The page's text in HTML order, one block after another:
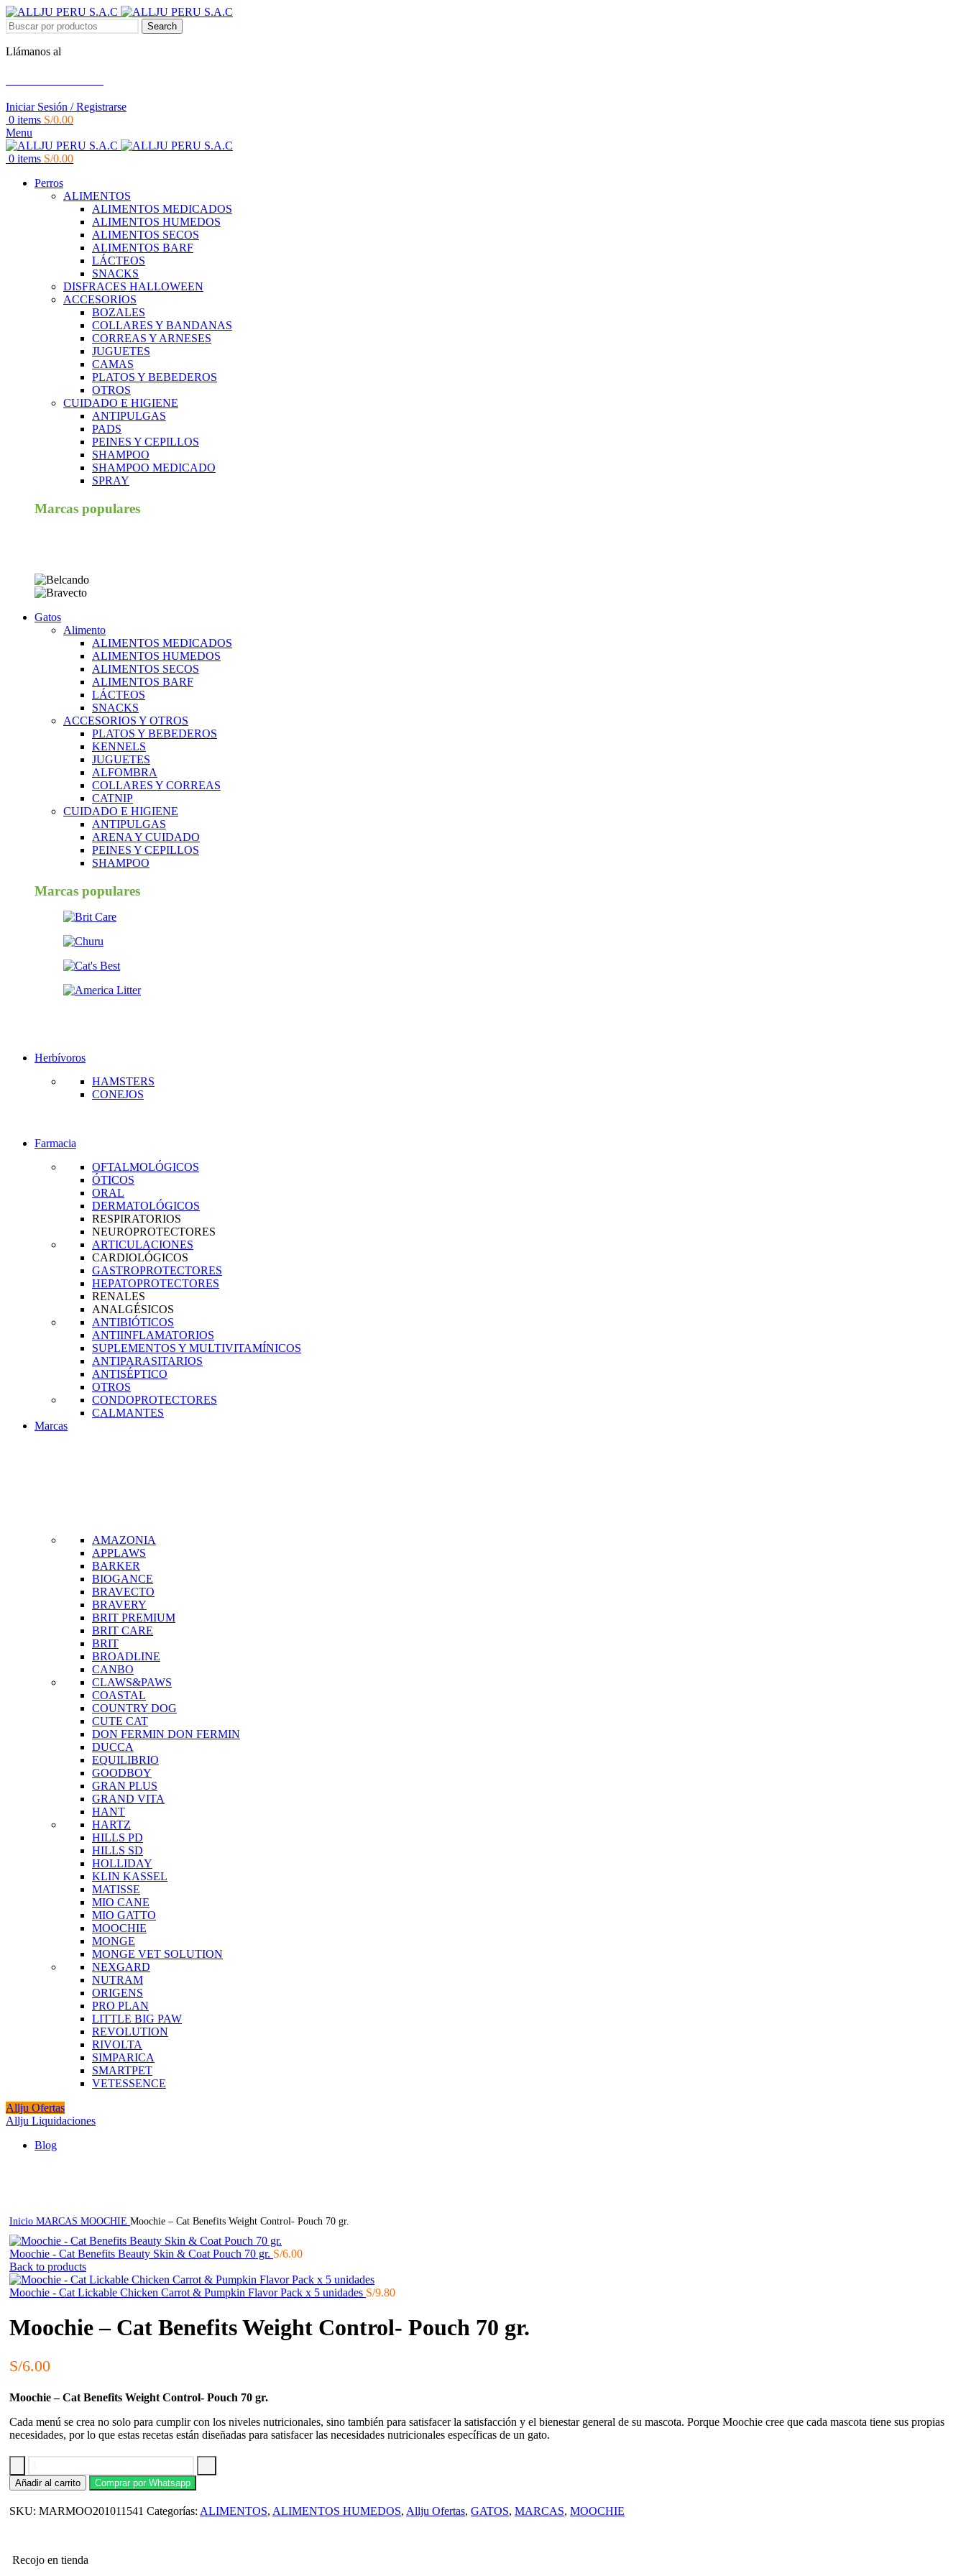
Search
Llámanos al
Iniciar Sesión / Registrarse
0 items S/0.00
Menu
0 items S/0.00
Perros
ALIMENTOS
ALIMENTOS MEDICADOS
ALIMENTOS HUMEDOS
ALIMENTOS SECOS
ALIMENTOS BARF
LÁCTEOS
SNACKS
DISFRACES HALLOWEEN
ACCESORIOS
BOZALES
COLLARES Y BANDANAS
CORREAS Y ARNESES
JUGUETES
CAMAS
PLATOS Y BEBEDEROS
OTROS
CUIDADO E HIGIENE
ANTIPULGAS
PADS
PEINES Y CEPILLOS
SHAMPOO
SHAMPOO MEDICADO
SPRAY
Marcas populares
Gatos
Alimento
ALIMENTOS MEDICADOS
ALIMENTOS HUMEDOS
ALIMENTOS SECOS
ALIMENTOS BARF
LÁCTEOS
SNACKS
ACCESORIOS Y OTROS
PLATOS Y BEBEDEROS
KENNELS
JUGUETES
ALFOMBRA
COLLARES Y CORREAS
CATNIP
CUIDADO E HIGIENE
ANTIPULGAS
ARENA Y CUIDADO
PEINES Y CEPILLOS
SHAMPOO
Marcas populares
Herbívoros
HAMSTERS
CONEJOS
Farmacia
OFTALMOLÓGICOS
ÓTICOS
ORAL
DERMATOLÓGICOS
RESPIRATORIOS
NEUROPROTECTORES
ARTICULACIONES
CARDIOLÓGICOS
GASTROPROTECTORES
HEPATOPROTECTORES
RENALES
ANALGÉSICOS
ANTIBIÓTICOS
ANTIINFLAMATORIOS
SUPLEMENTOS Y MULTIVITAMÍNICOS
ANTIPARASITARIOS
ANTISÉPTICO
OTROS
CONDOPROTECTORES
CALMANTES
Marcas
AMAZONIA
APPLAWS
BARKER
BIOGANCE
BRAVECTO
BRAVERY
BRIT PREMIUM
BRIT CARE
BRIT
BROADLINE
CANBO
CLAWS&PAWS
COASTAL
COUNTRY DOG
CUTE CAT
DON FERMIN DON FERMIN
DUCCA
EQUILIBRIO
GOODBOY
GRAN PLUS
GRAND VITA
HANT
HARTZ
HILLS PD
HILLS SD
HOLLIDAY
KLIN KASSEL
MATISSE
MIO CANE
MIO GATTO
MOOCHIE
MONGE
MONGE VET SOLUTION
NEXGARD
NUTRAM
ORIGENS
PRO PLAN
LITTLE BIG PAW
REVOLUTION
RIVOLTA
SIMPARICA
SMARTPET
VETESSENCE
Allju Ofertas
Allju Liquidaciones
Blog
Inicio MARCAS MOOCHIE Moochie – Cat Benefits Weight Control- Pouch 70 gr.
Moochie - Cat Benefits Beauty Skin & Coat Pouch 70 gr. S/6.00
Back to products
Moochie - Cat Lickable Chicken Carrot & Pumpkin Flavor Pack x 5 unidades S/9.80
Moochie – Cat Benefits Weight Control- Pouch 70 gr.
S/6.00
Moochie – Cat Benefits Weight Control- Pouch 70 gr.
Cada menú se crea no solo para cumplir con los niveles nutricionales, sino también para satisfacer la satisfacción y el bienestar general de su mascota. Porque Moochie cree que cada mascota tiene sus propias
necesidades, por lo que estas recetas están diseñadas para satisfacer las necesidades nutricionales específicas de un gato.
Moochie
-
Benefits
70
Añadir al carrito Comprar por Whatsapp
SKU: MARMOO201011541 Categorías: ALIMENTOS, ALIMENTOS HUMEDOS, Allju Ofertas, GATOS, MARCAS, MOOCHIE
Recojo en tienda